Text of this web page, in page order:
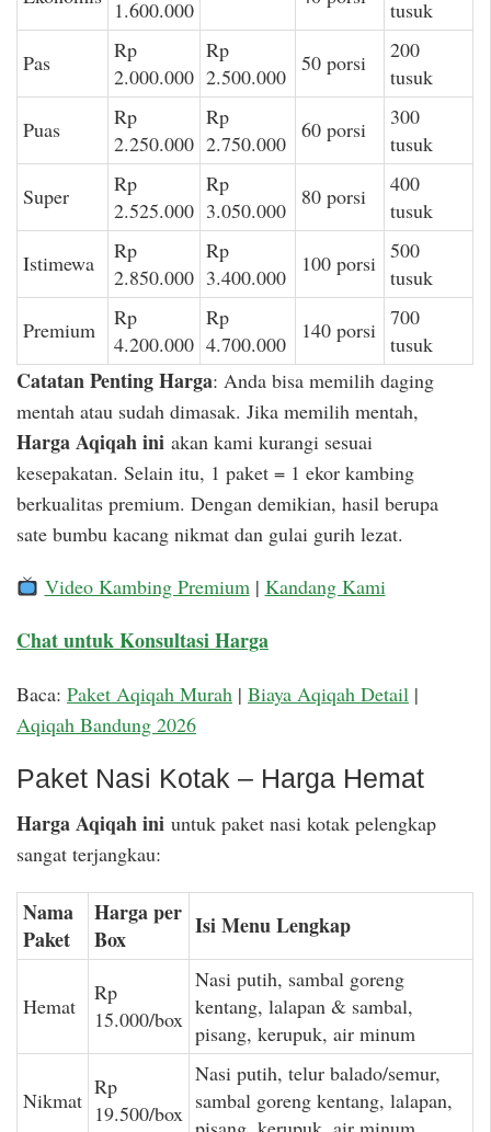
1.600.000
tusuk
Pas
Rp
2.000.000
Rp
2.500.000
50 porsi
200
tusuk
Puas
Rp
2.250.000
Rp
2.750.000
60 porsi
300
tusuk
Super
Rp
2.525.000
Rp
3.050.000
80 porsi
400
tusuk
Istimewa
Rp
2.850.000
Rp
3.400.000
100 porsi 500
tusuk
Premium
Rp
4.200.000
Rp
4.700.000
140 porsi 700
tusuk
Catatan Penting Harga: Anda bisa memilih daging
mentah atau sudah dimasak. Jika memilih mentah,
Harga Aqiqah ini akan kami kurangi sesuai
kesepakatan. Selain itu, 1 paket = 1 ekor kambing
berkualitas premium. Dengan demikian, hasil berupa
sate bumbu kacang nikmat dan gulai gurih lezat.
Video Kambing Premium| Kandang Kami
Chat untuk Konsultasi Harga
Baca: Paket Aqiqah Murah | Biaya Aqiqah Detail |
Aqiqah Bandung 2026
Paket Nasi Kotak – Harga Hemat
Harga Aqiqah ini untuk paket nasi kotak pelengkap
sangat terjangkau:
Nama
Paket
Harga per
Box
Isi Menu Lengkap
Hemat
Rp
15.000/box
Nasi putih, sambal goreng
kentang, lalapan & sambal,
pisang, kerupuk, air minum
Nikmat
Rp
19.500/box
Nasi putih, telur balado/semur,
sambal goreng kentang, lalapan,